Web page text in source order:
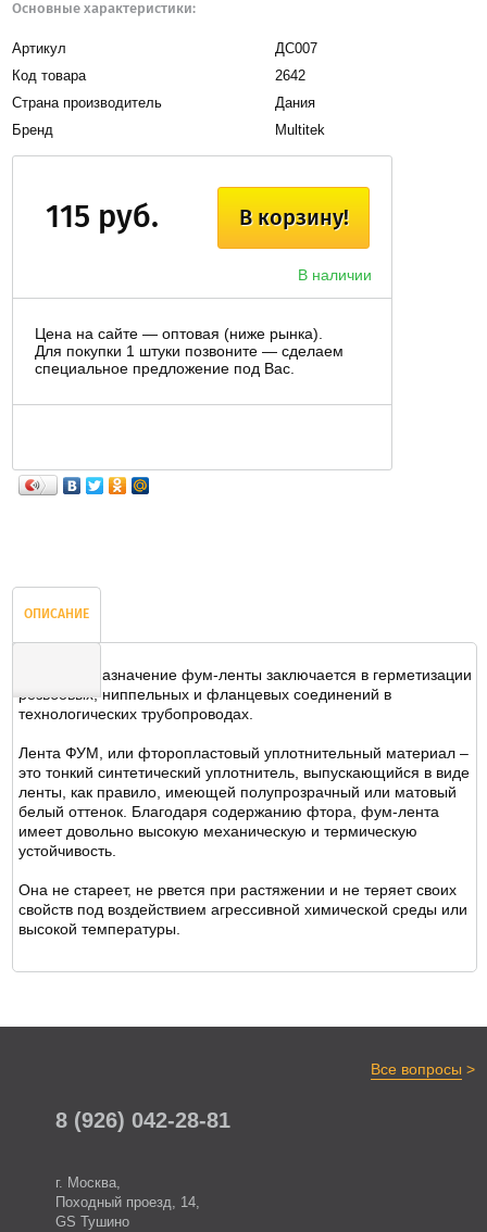
Основные характеристики:
Артикул
ДС007
Код товара
2642
Страна производитель
Дания
Бренд
Multitek
В корзину!
В наличии
115 руб.
Цена на сайте — оптовая (ниже рынка).
Для покупки 1 штуки позвоните — сделаем
специальное предложение под Вас.
ОПИСАНИЕ
Основное назначение фум-ленты заключается в герметизации
резьбовых, ниппельных и фланцевых соединений в
технологических трубопроводах.
Лента ФУМ, или фторопластовый уплотнительный материал –
это тонкий синтетический уплотнитель, выпускающийся в виде
ленты, как правило, имеющей полупрозрачный или матовый
белый оттенок. Благодаря содержанию фтора, фум-лента
имеет довольно высокую механическую и термическую
устойчивость.
Она не стареет, не рвется при растяжении и не теряет своих
свойств под воздействием агрессивной химической среды или
высокой температуры.
Все вопросы >
8 (926) 042-28-81
г. Москва,
Походный проезд, 14,
GS Тушино